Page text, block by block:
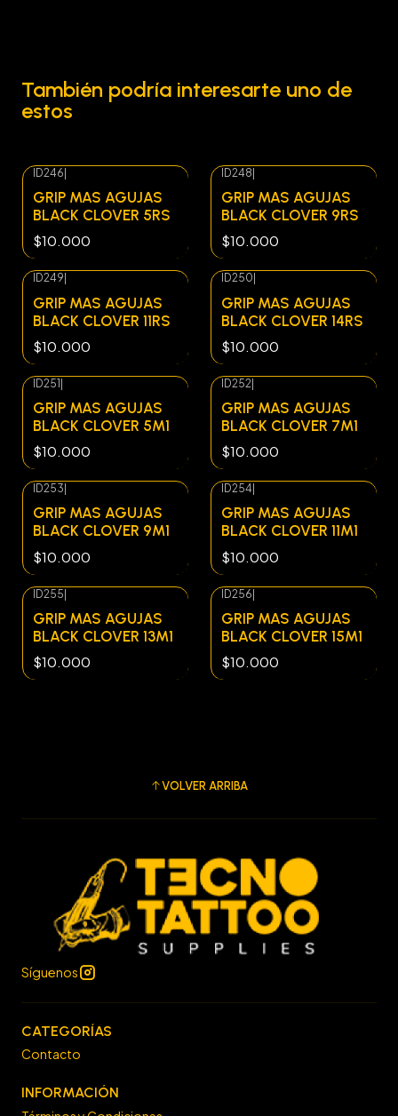
También podría interesarte uno de
estos
ID246
GRIP MAS AGUJAS
BLACK CLOVER 5RS
$10.000
ID248
GRIP MAS AGUJAS
BLACK CLOVER 9RS
$10.000
ID249
GRIP MAS AGUJAS
BLACK CLOVER 11RS
$10.000
ID250
GRIP MAS AGUJAS
BLACK CLOVER 14RS
$10.000
ID251
GRIP MAS AGUJAS
BLACK CLOVER 5M1
$10.000
ID252
GRIP MAS AGUJAS
BLACK CLOVER 7M1
$10.000
ID253
GRIP MAS AGUJAS
BLACK CLOVER 9M1
$10.000
ID254
GRIP MAS AGUJAS
BLACK CLOVER 11M1
$10.000
ID255|
GRIP MAS AGUJAS
BLACK CLOVER 13M1
$10.000
ID256|
GRIP MAS AGUJAS
BLACK CLOVER 15M1
$10.000
VOLVER ARRIBA
Síguenos
CATEGORÍAS
Contacto
INFORMACIÓN